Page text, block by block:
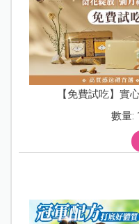
【免費試吃】實
數量: